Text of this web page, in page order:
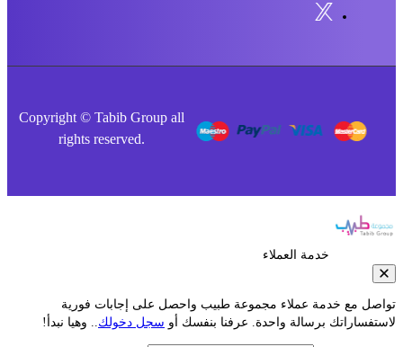
Copyright © Tabib Group all
rights reserved.
خدمة العملاء
مع خدمة عملاء مجموعة طبيب واحصل على إجابات فورية
برسالة واحدة. عرفنا بنفسك أوسجل دخولك.. وهيا نبدأ!